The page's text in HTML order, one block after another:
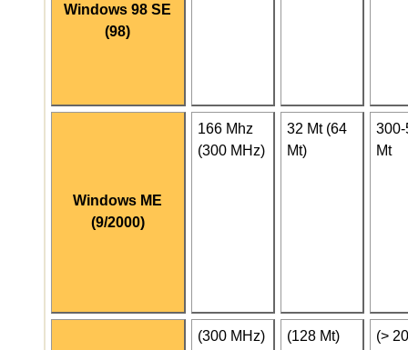
Windows 98 SE
(98)
Windows ME
(9/2000)
166 Mhz
(300 MHz)
32 Mt (64
Mt)
Mt
(300 MHz) (128 Mt) (>